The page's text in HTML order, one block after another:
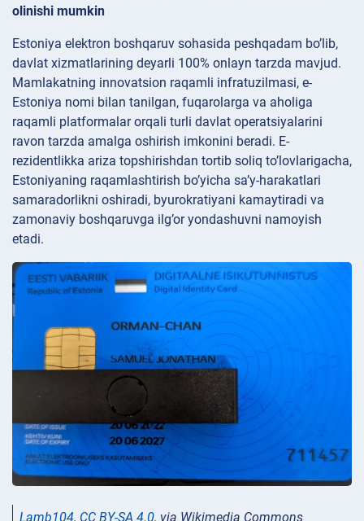
olinishi mumkin
Estoniya elektron boshqaruv sohasida peshqadam bo’lib,
davlat xizmatlarining deyarli 100% onlayn tarzda mavjud.
Mamlakatning innovatsion raqamli infratuzilmasi, e-
Estoniya nomi bilan tanilgan, fuqarolarga va aholiga
raqamli platformalar orqali turli davlat operatsiyalarini
ravon tarzda amalga oshirish imkonini beradi. E-
rezidentlikka ariza topshirishdan tortib soliq to’lovlarigacha,
Estoniyaning raqamlashtirish bo’yicha sa’y-harakatlari
samaradorlikni oshiradi, byurokratiyani kamaytiradi va
zamonaviy boshqaruvga ilg’or yondashuvni namoyish
etadi.
Lamb104, CC BY-SA 4.0, via Wikimedia Commons